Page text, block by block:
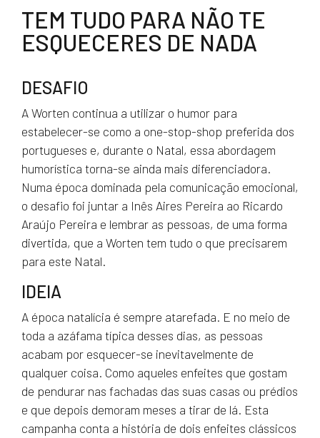
TEM TUDO PARA NÃO TE
ESQUECERES DE NADA
DESAFIO
A Worten continua a utilizar o humor para
estabelecer-se como a one-stop-shop preferida dos
portugueses e, durante o Natal, essa abordagem
humorística torna-se ainda mais diferenciadora.
Numa época dominada pela comunicação emocional,
o desafio foi juntar a Inês Aires Pereira ao Ricardo
Araújo Pereira e lembrar as pessoas, de uma forma
divertida, que a Worten tem tudo o que precisarem
para este Natal.
IDEIA
A época natalícia é sempre atarefada. E no meio de
toda a azáfama típica desses dias, as pessoas
acabam por esquecer-se inevitavelmente de
qualquer coisa. Como aqueles enfeites que gostam
de pendurar nas fachadas das suas casas ou prédios
e que depois demoram meses a tirar de lá. Esta
campanha conta a história de dois enfeites clássicos